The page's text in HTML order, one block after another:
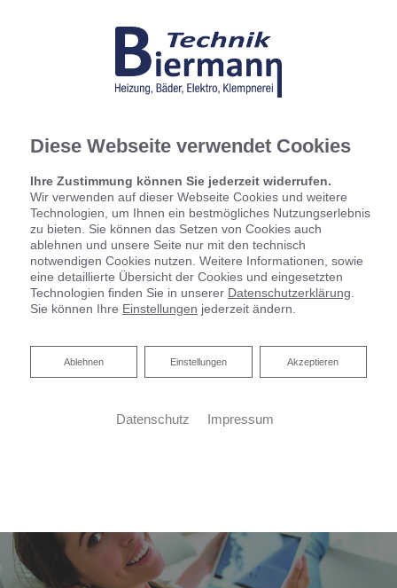
Diese Webseite verwendet Cookies
Ihre Zustimmung können Sie jederzeit widerrufen.
Wir verwenden auf dieser Webseite Cookies und weitere
Technologien, um Ihnen ein bestmögliches Nutzungserlebnis
zu bieten. Sie können das Setzen von Cookies auch
ablehnen und unsere Seite nur mit den technisch
notwendigen Cookies nutzen. Weitere Informationen, sowie
eine detaillierte Übersicht der Cookies und eingesetzten
Technologien finden Sie in unserer Datenschutzerklärung
Sie können Ihre Einstellungen jederzeit ändern.
Akzeptieren
Einstellungen
Ablehnen
Ablehnen
Datenschutz Impressum